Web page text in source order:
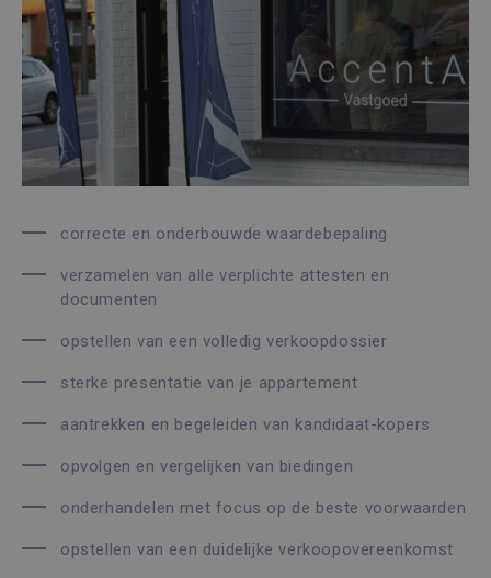
correcte en onderbouwde waardebepaling
verzamelen van alle verplichte attesten en
documenten
opstellen van een volledig verkoopdossier
sterke presentatie van je appartement
aantrekken en begeleiden van kandidaat-kopers
opvolgen en vergelijken van biedingen
onderhandelen met focus op de beste voorwaarden
opstellen van een duidelijke verkoopovereenkomst